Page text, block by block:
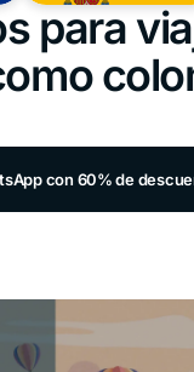
para
con 60% de